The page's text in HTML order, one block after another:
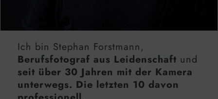
Ich bin Stephan Forstmann,
Berufsfotograf aus Leidenschaft und
seit über 30 Jahren mit der Kamera
unterwegs. Die letzten 10 davon